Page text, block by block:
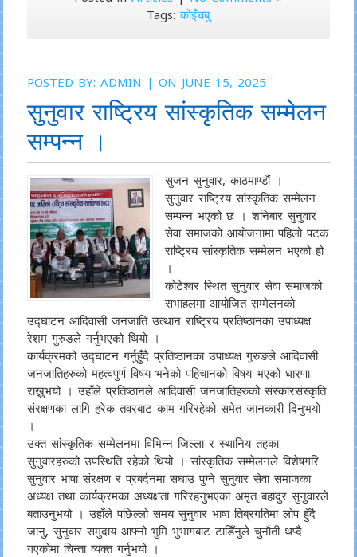
Tags:कोइँचबु
POSTED BY: ADMIN | ON JUNE 15, 2025
सुनुवार राष्ट्रिय सांस्कृतिक सम्मेलन
सम्पन्न ।
सुजन सुनुवार, काठमाण्डौं ।
सुनुवार राष्ट्रिय सांस्कृतिक सम्मेलन
सम्पन्न भएको छ । शनिबार सुनुवार
सेवा समाजको आयोजनामा पहिलो पटक
राष्ट्रिय सांस्कृतिक सम्मेलन भएको हो
।
कोटेश्वर स्थित सुनुवार सेवा समाजको
सभाहलमा आयोजित सम्मेलनको
उद्घाटन आदिवासी जनजाति उत्थान राष्ट्रिय प्रतिष्ठानका उपाध्यक्ष
रेशम गुरुङले गर्नुभएको थियो ।
कार्यक्रमको उद्घाटन गर्नुहुँदै प्रतिष्ठानका उपाध्यक्ष गुरुङले आदिवासी
जनजातिहरुको महत्वपुर्ण विषय भनेको पहिचानको विषय भएको धारणा
राख्नुभयो । उहाँले प्रतिष्ठानले आदिवासी जनजातिहरुको संस्कारसंस्कृति
संरक्षणका लागि हरेक तवरबाट काम गरिरहेको समेत जानकारी दिनुभयो
।
उक्त सांस्कृतिक सम्मेलनमा विभिन्न जिल्ला र स्थानिय तहका
सुनुवारहरुको उपस्थिति रहेको थियो । सांस्कृतिक सम्मेलनले विशेषगरि
सुनुवार भाषा संरक्षण र प्रबर्दनमा सघाउ पुग्ने सुनुवार सेवा समाजका
अध्यक्ष तथा कार्यक्रमका अध्यक्षता गरिरहनुभएका अमृत बहादुर सुनुवारले
बताउनुभयो । उहाँले पछिल्लो समय सुनुवार भाषा तिब्रगतिमा लोप हुँदै
जानु, सुनुवार समुदाय आफ्नो भुमि भुभागबाट टाडिँनुले चुनौती थप्दै
गएकोमा चिन्ता व्यक्त गर्नुभयो ।